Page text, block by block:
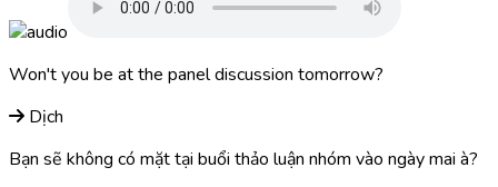
Won't you be at the panel discussion tomorrow?
Dịch
Bạn sẽ không có mặt tại buổi thảo luận nhóm vào ngày mai à?